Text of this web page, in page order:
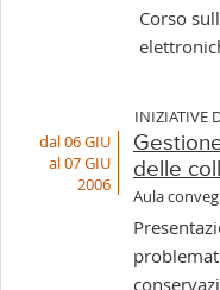
Corso
INIZIATIVE
dal 06 GIU
al 07 GIU
2006
delle
Aula